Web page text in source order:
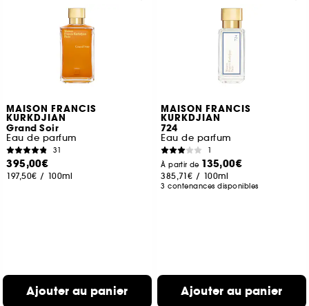
MAISON FRANCIS
KURKDJIAN
Grand Soir
Eau de parfum
31
395,00€
197,50€ / 100ml
Ajouter au panier
MAISON FRANCIS
KURKDJIAN
724
Eau de parfum
1
À partir de 135,00€
385,71€ / 100ml
3 contenances disponibles
Ajouter au panier